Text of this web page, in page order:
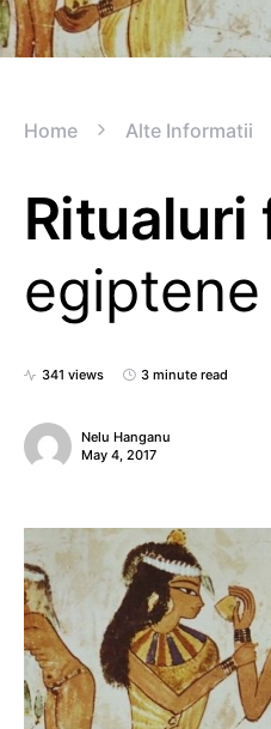
Home Alte Informatii
Ritualuri
egiptene
341 views 3 minute read
Nelu Hanganu
May 4, 2017